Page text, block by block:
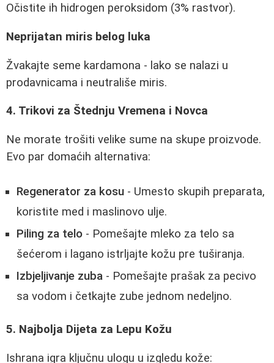
Očistite ih hidrogen peroksidom (3% rastvor).
Neprijatan miris belog luka
Žvakajte seme kardamona - lako se nalazi u
prodavnicama i neutrališe miris.
4. Trikovi za Štednju Vremena i Novca
Ne morate trošiti velike sume na skupe proizvode.
Evo par domaćih alternativa:
Regenerator za kosu - Umesto skupih preparata,
koristite med i maslinovo ulje.
Piling za telo - Pomešajte mleko za telo sa
šećerom i lagano istrljajte kožu pre tuširanja.
Izbjeljivanje zuba - Pomešajte prašak za pecivo
sa vodom i četkajte zube jednom nedeljno.
5. Najbolja Dijeta za Lepu Kožu
Ishrana igra ključnu ulogu u izgledu kože: